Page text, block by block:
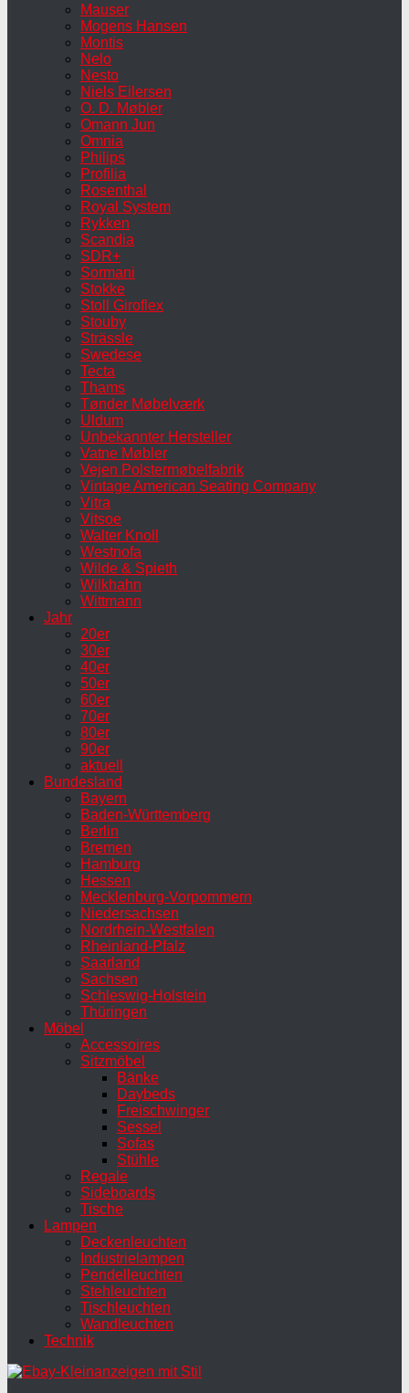
Mauser
Mogens Hansen
Montis
Nelo
Nesto
Niels Eilersen
O. D. Møbler
Omann Jun
Omnia
Philips
Profilia
Rosenthal
Royal System
Rykken
Scandia
SDR+
Sormani
Stokke
Stoll Giroflex
Stouby
Strässle
Swedese
Tecta
Thams
Tønder Møbelværk
Uldum
Unbekannter Hersteller
Vatne Møbler
Vejen Polstermøbelfabrik
Vintage American Seating Company
Vitra
Vitsoe
Walter Knoll
Westnofa
Wilde & Spieth
Wilkhahn
Wittmann
Jahr
20er
30er
40er
50er
60er
70er
80er
90er
aktuell
Bundesland
Bayern
Baden-Württemberg
Berlin
Bremen
Hamburg
Hessen
Mecklenburg-Vorpommern
Niedersachsen
Nordrhein-Westfalen
Rheinland-Pfalz
Saarland
Sachsen
Schleswig-Holstein
Thüringen
Möbel
Accessoires
Sitzmöbel
Bänke
Daybeds
Freischwinger
Sessel
Sofas
Stühle
Regale
Sideboards
Tische
Lampen
Deckenleuchten
Industrielampen
Pendelleuchten
Stehleuchten
Tischleuchten
Wandleuchten
Technik